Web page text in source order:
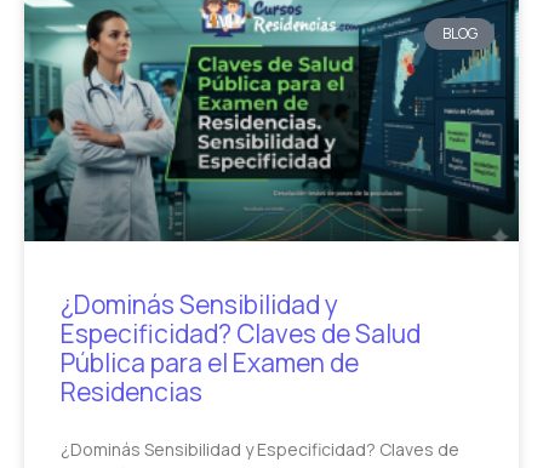
BLOG
¿Dominás Sensibilidad y
Especificidad? Claves de Salud
Pública para el Examen de
Residencias
¿Dominás Sensibilidad y Especificidad? Claves de